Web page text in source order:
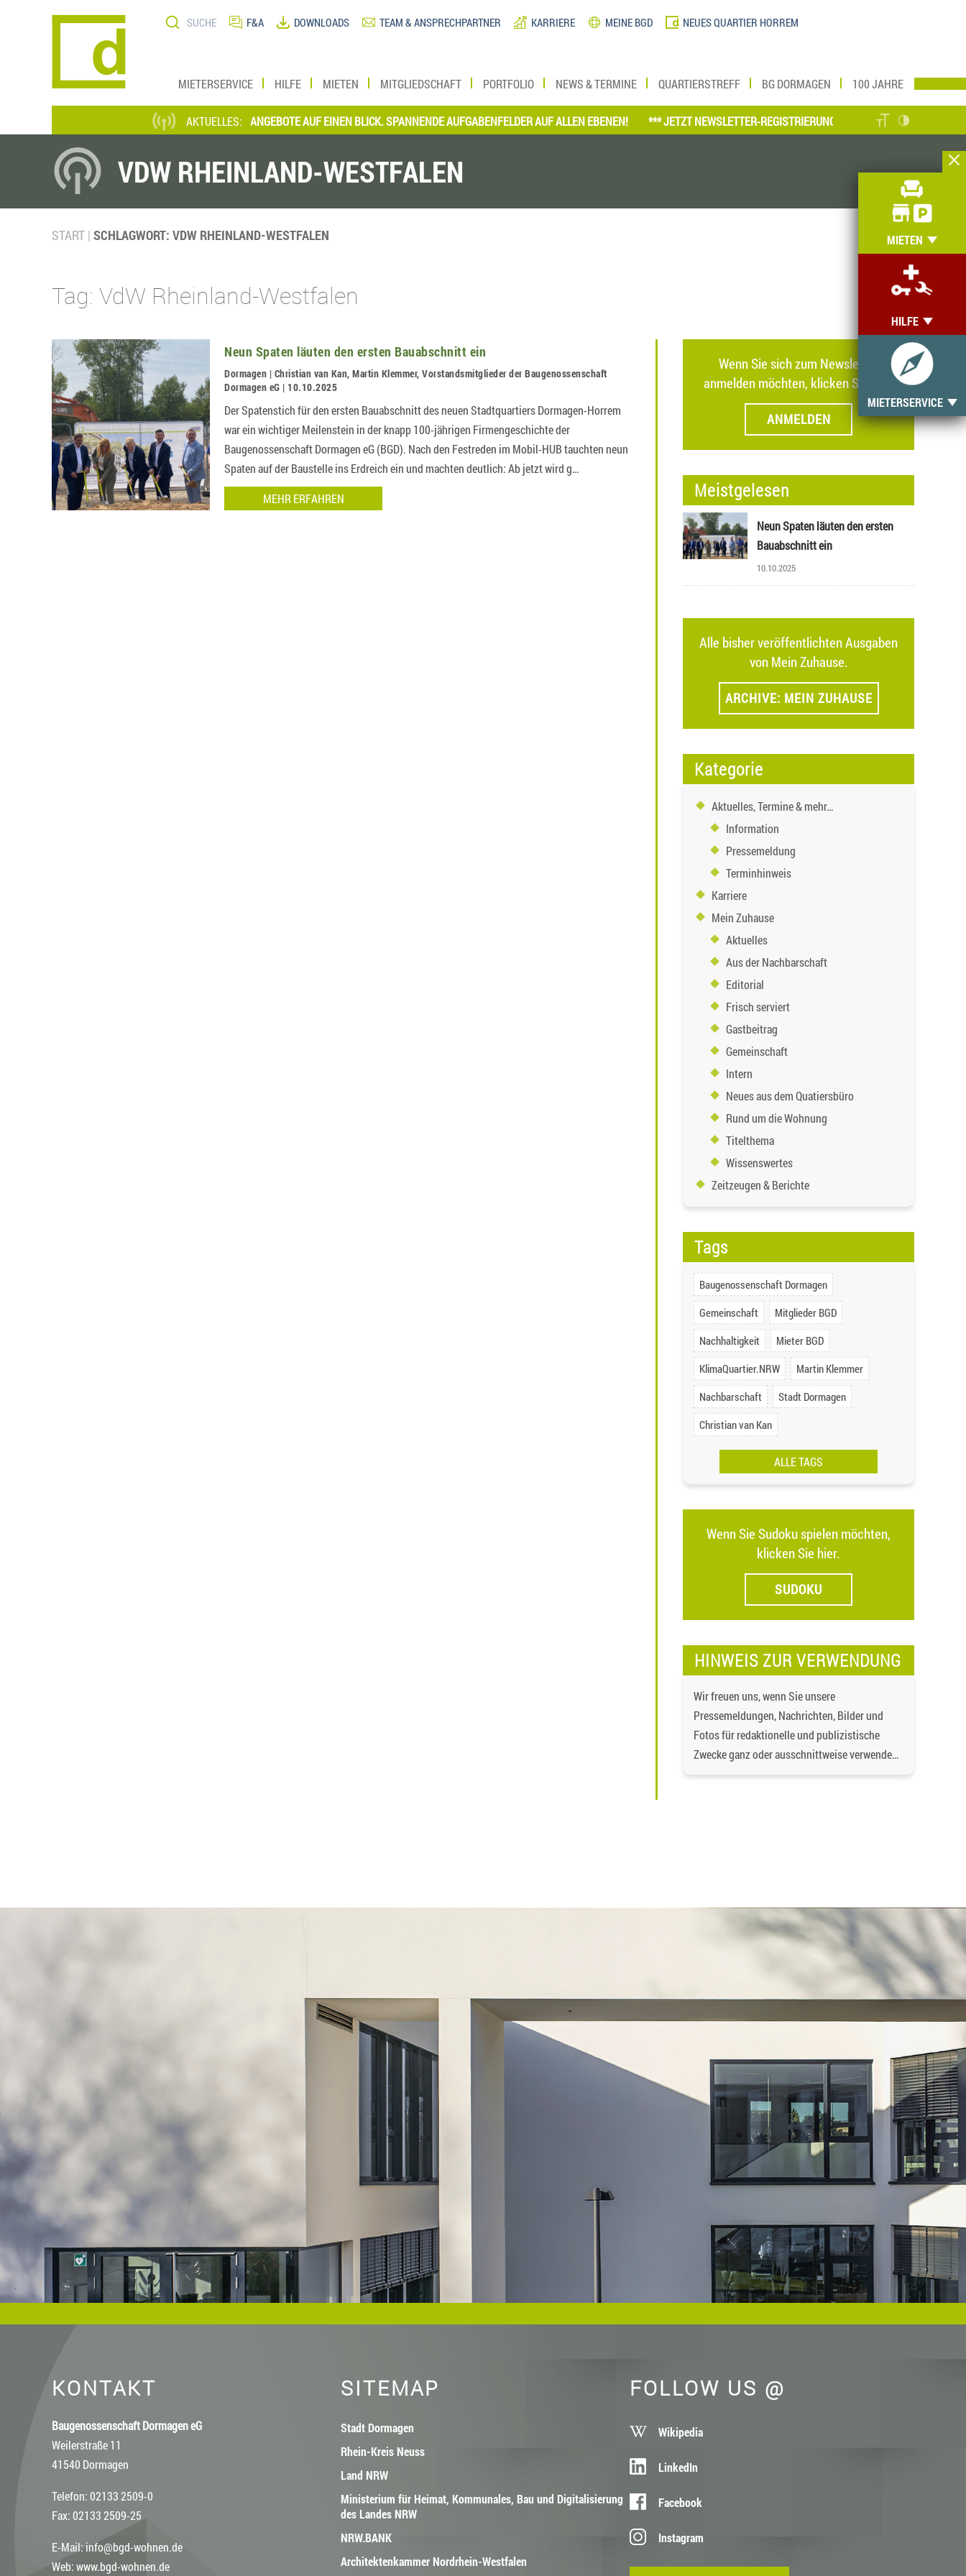
MIETEN
HILFE
MIETERSERVICE
Suche F&A DOWNLOADS TEAM & ANSPRECHPARTNER KARRIERE MEINE BGD NEUES QUARTIER HORREM
MIETERSERVICE HILFE MIETEN MITGLIEDSCHAFT PORTFOLIO NEWS & TERMINE QUARTIERSTREFF BG DORMAGEN 100 JAHRE
AKTUELLES:
*** AKTUELLE STELLENANGEBOTE AUF EINEN BLICK. SPANNENDE AUFGABENFELDER AUF ALLEN EBENEN! *** JETZT NEWSLETTER-REGISTRIERUNG VORNEHMEN UND MEIN
VDW RHEINLAND-WESTFALEN
START SCHLAGWORT: VDW RHEINLAND-WESTFALEN
Tag: VdW Rheinland-Westfalen
Neun Spaten läuten den ersten Bauabschnitt ein
Dormagen | Christian van Kan, Martin Klemmer, Vorstandsmitglieder der Baugenossenschaft
Dormagen eG | 10.10.2025
Der Spatenstich für den ersten Bauabschnitt des neuen Stadtquartiers Dormagen-Horrem
war ein wichtiger Meilenstein in der knapp 100-jährigen Firmengeschichte der
Baugenossenschaft Dormagen eG (BGD). Nach den Festreden im Mobil-HUB tauchten neun
Spaten auf der Baustelle ins Erdreich ein und machten deutlich: Ab jetzt wird g…
MEHR ERFAHREN
Wenn Sie sich zum Newsletter
anmelden möchten, klicken Sie hier.
ANMELDEN
Meistgelesen
Neun Spaten läuten den ersten
Bauabschnitt ein
10.10.2025
Alle bisher veröffentlichten Ausgaben
von Mein Zuhause.
ARCHIVE: MEIN ZUHAUSE
Kategorie
Aktuelles, Termine & mehr…
Information
Pressemeldung
Terminhinweis
Karriere
Mein Zuhause
Aktuelles
Aus der Nachbarschaft
Editorial
Frisch serviert
Gastbeitrag
Gemeinschaft
Intern
Neues aus dem Quatiersbüro
Rund um die Wohnung
Titelthema
Wissenswertes
Zeitzeugen & Berichte
Tags
Baugenossenschaft Dormagen
Gemeinschaft
Mitglieder BGD
Nachhaltigkeit
Mieter BGD
KlimaQuartier.NRW
Martin Klemmer
Nachbarschaft
Stadt Dormagen
Christian van Kan
ALLE TAGS
Wenn Sie Sudoku spielen möchten,
klicken Sie hier.
SUDOKU
HINWEIS ZUR VERWENDUNG
Wir freuen uns, wenn Sie unsere
Pressemeldungen, Nachrichten, Bilder und
Fotos für redaktionelle und publizistische
Zwecke ganz oder ausschnittweise verwenden,
liegen bei der Baugenossenschaft Dormagen
eG, es sei denn, ein anderer Urheber ist
angegeben, z.B. bei Bildern und Fotos von
Fotostock-Anbietern. In diesen Fällen wenden
Sie sich bitte an den jeweiligen Rechteinhaber,
KONTAKT
Baugenossenschaft Dormagen eG
Weilerstraße 11
41540 Dormagen
Telefon: 02133 2509-0
Fax: 02133 2509-25
E-Mail: info@bgd-wohnen.de
Web:www.bgd-wohnen.de
SITEMAP
Stadt Dormagen
Rhein-Kreis Neuss
Land NRW
Ministerium für Heimat, Kommunales, Bau und Digitalisierung
des Landes NRW
NRW.BANK
Architektenkammer Nordrhein-Westfalen
FOLLOW US @
Wikipedia
LinkedIn
Facebook
Instagram